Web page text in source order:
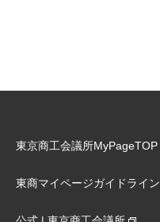
東京商工会議所MyPageTOP
東商マイページガイドライン